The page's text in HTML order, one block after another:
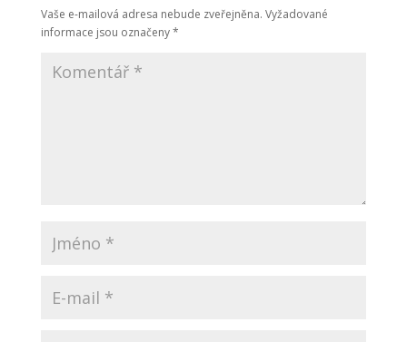
Vaše e-mailová adresa nebude zveřejněna. Vyžadované
informace jsou označeny*